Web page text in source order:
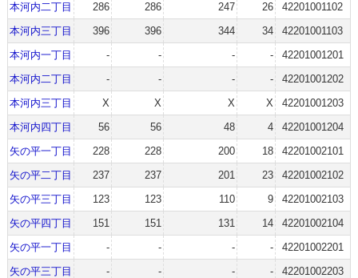
本河内二丁目
286 286 247 26
42201001102
本河内三丁目
396 396 344 34
42201001103
本河内一丁目
- - - -
42201001201
本河内二丁目
- - - -
42201001202
本河内三丁目
X X X X
42201001203
本河内四丁目
56 56 48 4
42201001204
矢の平一丁目
228 228 200 18
42201002101
矢の平二丁目
237 237 201 23
42201002102
矢の平三丁目
123 123 110 9
42201002103
矢の平四丁目
151 151 131 14
42201002104
矢の平一丁目
- - - -
42201002201
矢の平三丁目
- - - -
42201002203